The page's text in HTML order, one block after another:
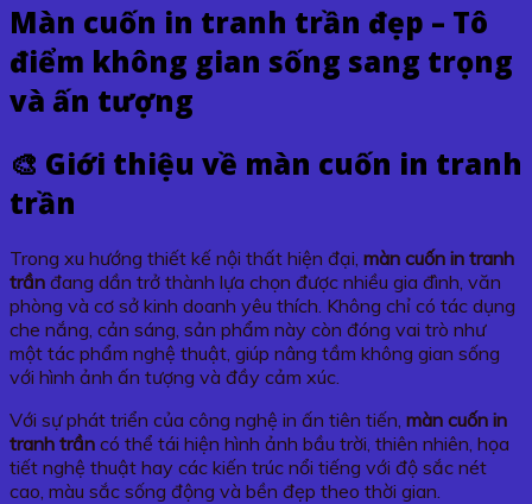
Màn cuốn in tranh trần đẹp – Tô
điểm không gian sống sang trọng
và ấn tượng
🎨 Giới thiệu về màn cuốn in tranh
trần
Trong xu hướng thiết kế nội thất hiện đại, màn cuốn in tranh
trần đang dần trở thành lựa chọn được nhiều gia đình, văn
phòng và cơ sở kinh doanh yêu thích. Không chỉ có tác dụng
che nắng, cản sáng, sản phẩm này còn đóng vai trò như
một tác phẩm nghệ thuật, giúp nâng tầm không gian sống
với hình ảnh ấn tượng và đầy cảm xúc.
Với sự phát triển của công nghệ in ấn tiên tiến, màn cuốn in
tranh trần có thể tái hiện hình ảnh bầu trời, thiên nhiên, họa
tiết nghệ thuật hay các kiến trúc nổi tiếng với độ sắc nét
cao, màu sắc sống động và bền đẹp theo thời gian.